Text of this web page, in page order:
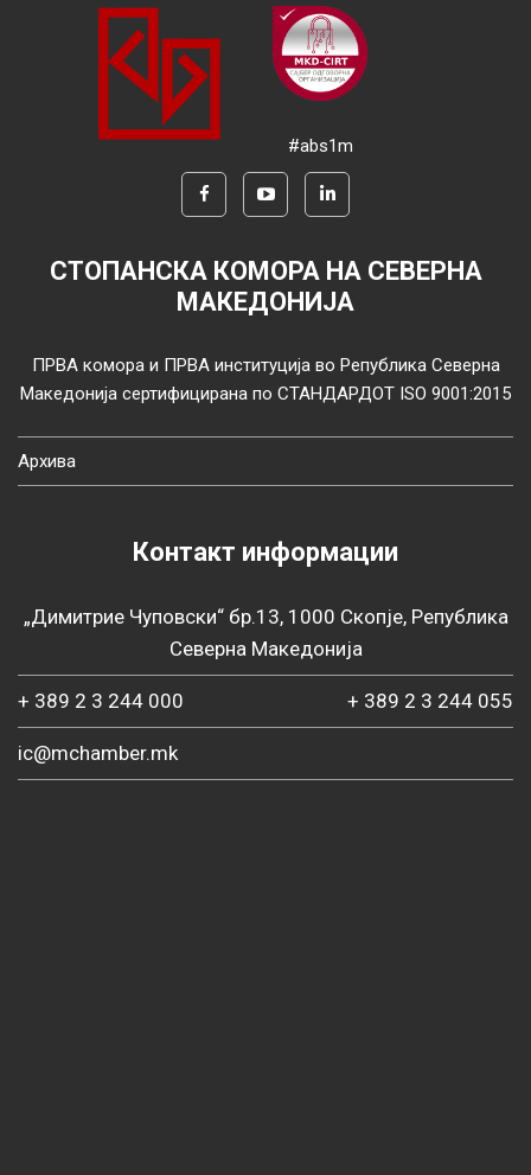
#abs1m
СТОПАНСКА КОМОРА НА СЕВЕРНА
МАКЕДОНИЈА
ПРВА комора и ПРВА институција во Република Северна
Македонија сертифицирана по СТАНДАРДОТ ISO 9001:2015
Архива
Контакт информации
„Димитрие Чуповски“ бр.13, 1000 Скопје, Република
Северна Македонија
+ 389 2 3 244 000 + 389 2 3 244 055
ic@mchamber.mk